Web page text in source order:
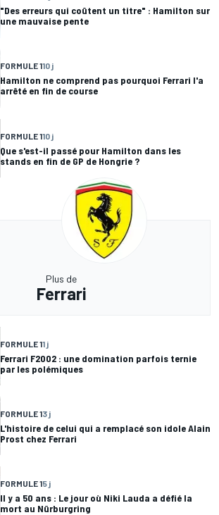
"Des erreurs qui coûtent un titre" : Hamilton sur
une mauvaise pente
FORMULE 110 j
Hamilton ne comprend pas pourquoi Ferrari l'a
arrêté en fin de course
FORMULE 110 j
Que s'est-il passé pour Hamilton dans les
stands en fin de GP de Hongrie ?
Plus de
Ferrari
FORMULE 11 j
Ferrari F2002 : une domination parfois ternie
par les polémiques
FORMULE 13 j
L'histoire de celui qui a remplacé son idole Alain
Prost chez Ferrari
FORMULE 15 j
Il y a 50 ans : Le jour où Niki Lauda a défié la
mort au Nürburgring